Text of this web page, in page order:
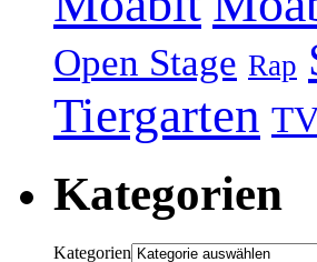
Open Stage Rap
Tiergarten
Kategorien
Kategorien